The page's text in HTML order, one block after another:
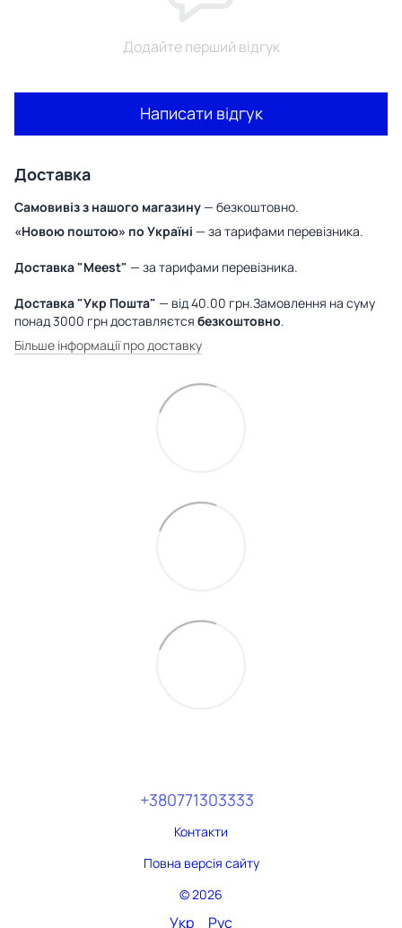
Додайте перший відгук
Написати відгук
Доставка
Самовивіз з нашого магазину— безкоштовно.
«Новою поштою» по Україні — за тарифами перевізника.
Доставка "Meest" — за тарифами перевізника.
Доставка "Укр Пошта" — від 40.00 грн.Замовлення на суму
понад 3000 грн доставляєтся безкоштовно.
Більше інформації про доставку
+380771303333
Контакти
Повна версія сайту
© 2026
Укр Рус